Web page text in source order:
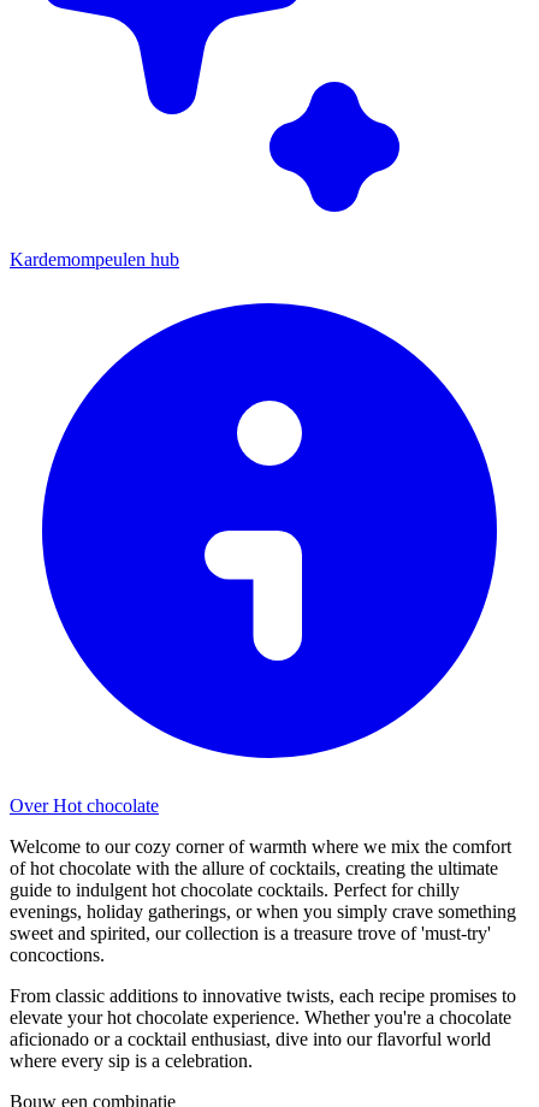
Kardemompeulen hub
Over Hot chocolate
Welcome to our cozy corner of warmth where we mix the comfort
of hot chocolate with the allure of cocktails, creating the ultimate
guide to indulgent hot chocolate cocktails. Perfect for chilly
evenings, holiday gatherings, or when you simply crave something
sweet and spirited, our collection is a treasure trove of 'must-try'
concoctions.
From classic additions to innovative twists, each recipe promises to
elevate your hot chocolate experience. Whether you're a chocolate
aficionado or a cocktail enthusiast, dive into our flavorful world
where every sip is a celebration.
Bouw een combinatie